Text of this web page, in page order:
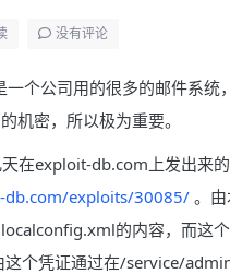
没有评论
个公司用的很多的邮件系统
机密，所以极为重要。
在exploit-db.com上发出来的
db.com/exploits/30085/ 。
的内容，而这
这个凭证通过在/service/